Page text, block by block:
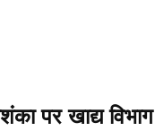
पर खाद्य विभाग